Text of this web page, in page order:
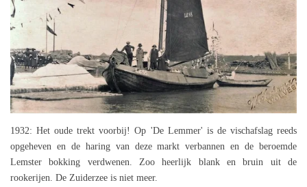
1932: Het oude trekt voorbij! Op 'De Lemmer' is de vischafslag reeds
opgeheven en de haring van deze markt verbannen en de beroemde
Lemster bokking verdwenen. Zoo heerlijk blank en bruin uit de
rookerijen. De Zuiderzee is niet meer.